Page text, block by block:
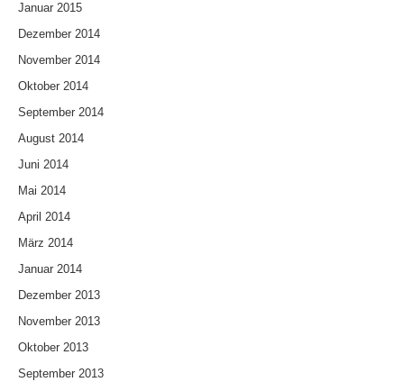
Januar 2015
Dezember 2014
November 2014
Oktober 2014
September 2014
August 2014
Juni 2014
Mai 2014
April 2014
März 2014
Januar 2014
Dezember 2013
November 2013
Oktober 2013
September 2013